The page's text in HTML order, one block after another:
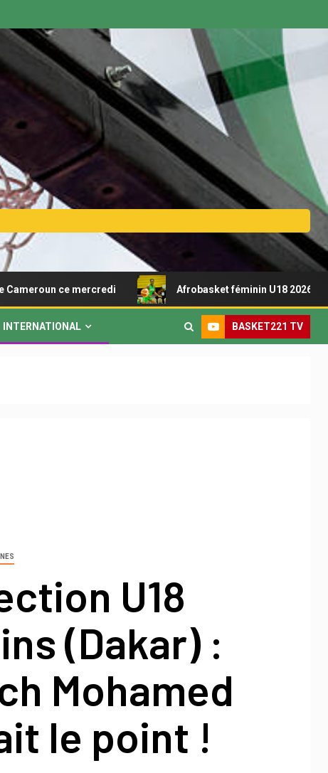
mercredi Afrobasket féminin U18 2026 – Découvrez
INTERNATIONAL BASKET221 TV
U18
(Dakar) :
Mohamed
le point !